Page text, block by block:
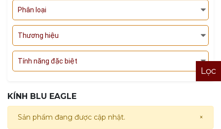
Phân loại
Thương hiệu
Tính năng đặc biệt
KÍNH BLU EAGLE
×
Sản phẩm đang được cập nhật.
Lọc